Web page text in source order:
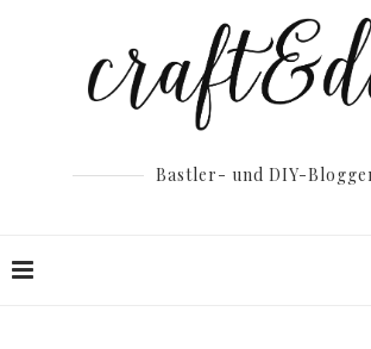
Bastler- und DIY-